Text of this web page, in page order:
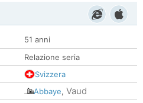
51 anni
Relazione seria
Svizzera
Abbaye, Vaud